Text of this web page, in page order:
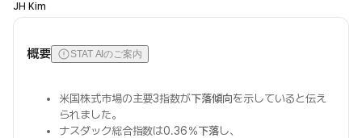
JH Kim
概要 STAT AIのご案内
米国株式市場の主要3指数が下落傾向を示していると伝え
られました。
ナスダック総合指数は0.36％下落し、